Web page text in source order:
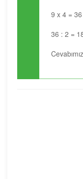
9 x 4 = 36
36 : 2 =